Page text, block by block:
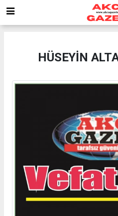
HÜSEYİN